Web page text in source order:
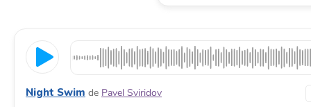
Night Swim de Pavel Sviridov